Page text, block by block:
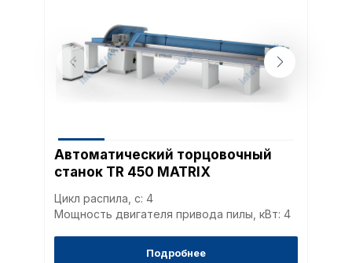
Автоматический торцовочный
станок TR 450 MATRIX
Цикл распила, с: 4
Мощность двигателя привода пилы, кВт: 4
Подробнее